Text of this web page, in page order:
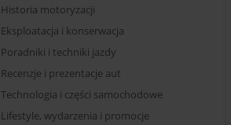
Historia motoryzacji
Eksploatacja i konserwacja
Poradniki i techniki jazdy
Recenzje i prezentacje aut
Technologia i części samochodowe
Lifestyle, wydarzenia i promocje